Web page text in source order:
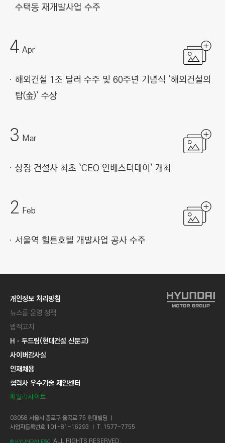
수택동 재개발사업 수주
4 Apr
해외건설 1조 달러 수주 및 60주년 기념식 `해외건설의
탑(金)` 수상
3 Mar
상장 건설사 최초 `CEO 인베스터데이` 개최
2 Feb
서울역 힐튼호텔 개발사업 공사 수주
개인정보 처리방침
뉴스룸 운영 정책
법적고지
Hㆍ두드림(현대건설 신문고)
사이버감사실
인재채용
협력사 우수기술 제안센터
패밀리사이트
03058 서울시 종로구 율곡로 75 현대빌딩 ㅣ
사업자등록번호 101-81-16293 ㅣ T. 1577-7755